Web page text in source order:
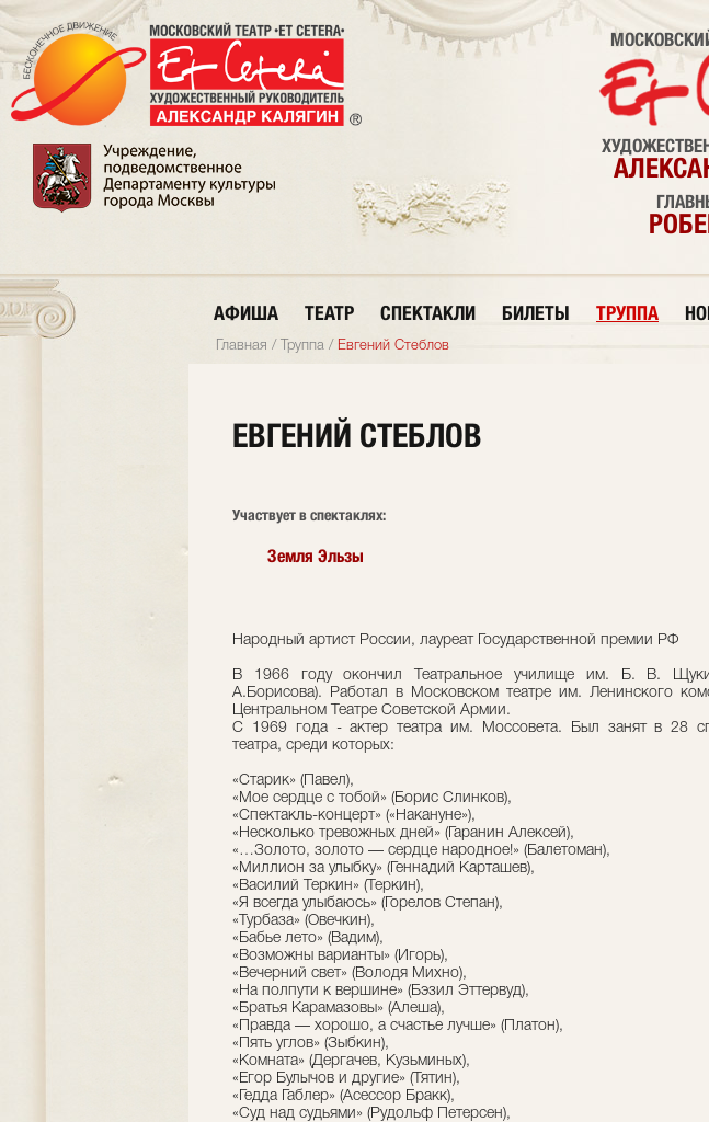
МОСКОВСКИЙ
АФИША ТЕАТР СПЕКТАКЛИ БИЛЕТЫ ТРУППА
Главная / Труппа / Евгений Стеблов
ЕВГЕНИЙ СТЕБЛОВ
Участвует в спектаклях:
Земля Эльзы
Народный артист России, лауреат Государственной премии РФ
В 1966 году окончил Театральное училище им. Б. В.
А.Борисова). Работал в Московском театре им. Ленинского
Центральном Театре Советской Армии.
С 1969 года - актер театра им. Моссовета. Был занят в 28
театра, среди которых:
«Старик» (Павел),
«Мое сердце с тобой» (Борис Слинков),
«Спектакль-концерт» («Накануне»),
«Несколько тревожных дней» (Гаранин Алексей),
«…Золото, золото — сердце народное!» (Балетоман),
«Миллион за улыбку» (Геннадий Карташев),
«Василий Теркин» (Теркин),
«Я всегда улыбаюсь» (Горелов Степан),
«Турбаза» (Овечкин),
«Бабье лето» (Вадим),
«Возможны варианты» (Игорь),
«Вечерний свет» (Володя Михно),
«На полпути к вершине» (Бэзил Эттервуд),
«Братья Карамазовы» (Алеша),
«Правда — хорошо, а счастье лучше» (Платон),
«Пять углов» (Зыбкин),
«Комната» (Дергачев, Кузьминых),
«Егор Булычов и другие» (Тятин),
«Гедда Габлер» (Асессор Бракк),
«Суд над судьями» (Рудольф Петерсен),